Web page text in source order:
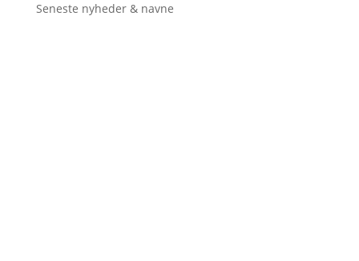
Seneste nyheder & navne